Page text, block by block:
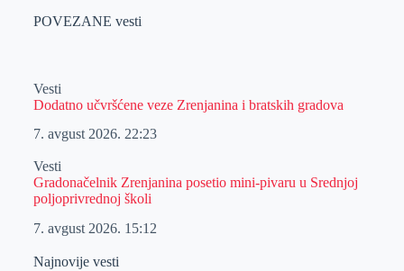
POVEZANE vesti
Vesti
Dodatno učvršćene veze Zrenjanina i bratskih gradova
7. avgust 2026. 22:23
Vesti
Gradonačelnik Zrenjanina posetio mini-pivaru u Srednjoj
poljoprivrednoj školi
7. avgust 2026. 15:12
Najnovije vesti